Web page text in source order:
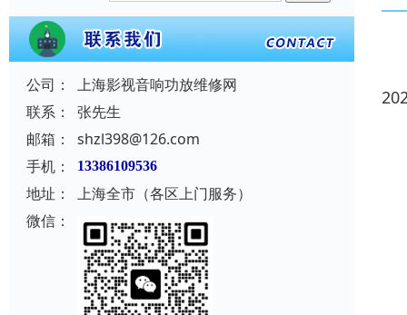
公司：
上海影视音响功放维修网
联系：
张先生
邮箱：
shzl398@126.com
手机：
13386109536
地址：
上海全市（各区上门服务）
微信：